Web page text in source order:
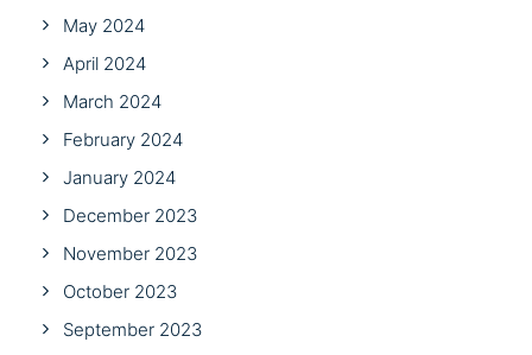
May 2024
April 2024
March 2024
February 2024
January 2024
December 2023
November 2023
October 2023
September 2023